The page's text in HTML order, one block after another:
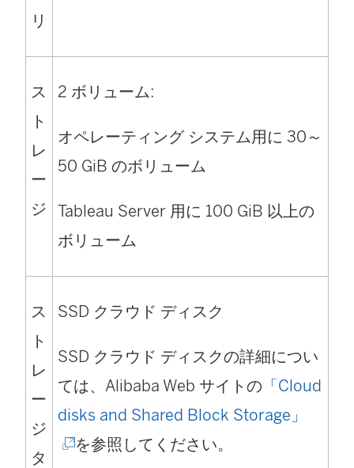
リ
ス
ト
レ
ー
ジ
2 ボリューム:
オペレーティング システム用に 30～
50 GiB のボリューム
Tableau Server 用に 100 GiB 以上の
ボリューム
ス
ト
レ
ー
ジ
タ
SSD クラウド ディスク
SSD クラウド ディスクの詳細につい
ては、Alibaba Web サイトの 「Cloud
disks and Shared Block Storage」
を参照してください。